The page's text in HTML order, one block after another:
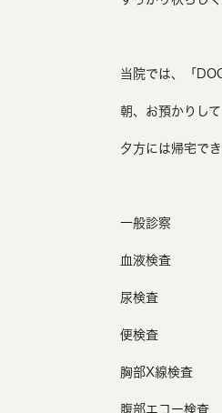
当院では、「
朝、お預かりして
夕方には帰宅でき
一般診察
血液検査
尿検査
便検査
胸部X線検査
腹部エコー検査